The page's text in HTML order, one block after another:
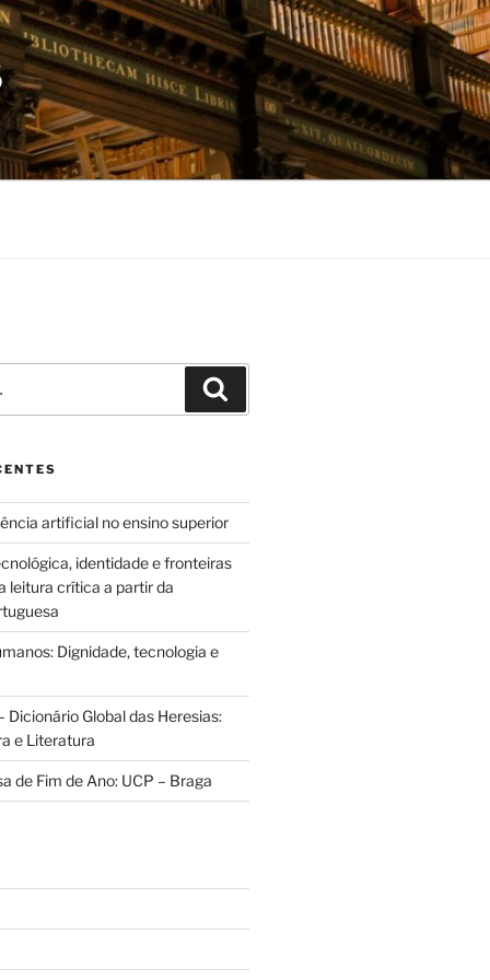
artificial no ensino superior
identidade e fronteiras
leitura crítica a partir da
Dignidade, tecnologia e
Dicionário Global das Heresias:
e Literatura
de Fim de Ano: UCP – Braga